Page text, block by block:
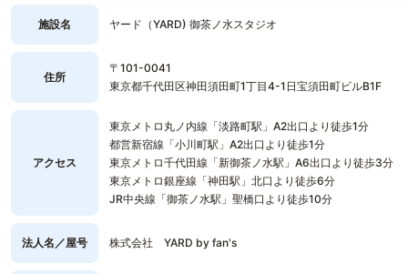
施設名 ヤード（YARD) 御茶ノ水スタジオ
住所
〒101-0041
東京都千代田区神田須田町1丁目4-1日宝須田町ビルB1F
アクセス
東京メトロ丸ノ内線「淡路町駅」A2出口より徒歩1分
都営新宿線「小川町駅」A2出口より徒歩1分
東京メトロ千代田線「新御茶ノ水駅」A6出口より徒歩3分
東京メトロ銀座線「神田駅」北口より徒歩6分
JR中央線「御茶ノ水駅」聖橋口より徒歩10分
法人名／屋号 株式会社 YARD by fan's